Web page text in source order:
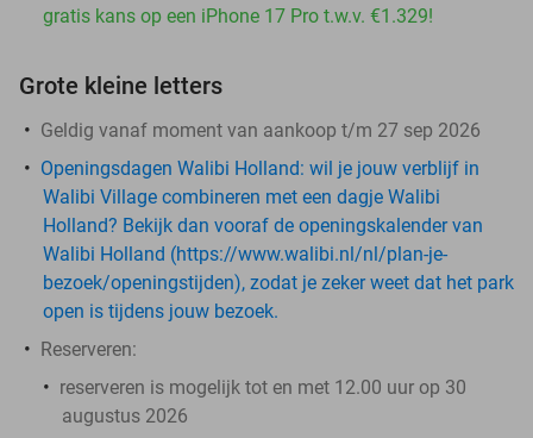
gratis kans op een iPhone 17 Pro t.w.v. €1.329!
Grote kleine letters
Geldig vanaf moment van aankoop t/m 27 sep 2026
Openingsdagen Walibi Holland: wil je jouw verblijf in
Walibi Village combineren met een dagje Walibi
Holland? Bekijk dan vooraf de openingskalender van
Walibi Holland (https://www.walibi.nl/nl/plan-je-
bezoek/openingstijden), zodat je zeker weet dat het park
open is tijdens jouw bezoek.
Reserveren:
reserveren is mogelijk tot en met 12.00 uur op 30
augustus 2026